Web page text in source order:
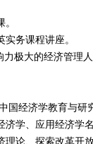
务课程讲座。
极大的经济管理人
国经济学教育与研
学、应用经济学
论、探索改革开